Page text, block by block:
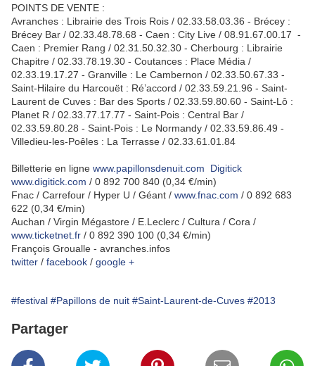
POINTS DE VENTE :
Avranches : Librairie des Trois Rois / 02.33.58.03.36 - Brécey :
Brécey Bar / 02.33.48.78.68 - Caen : City Live / 08.91.67.00.17 -
Caen : Premier Rang / 02.31.50.32.30 - Cherbourg : Librairie
Chapitre / 02.33.78.19.30 - Coutances : Place Média /
02.33.19.17.27 - Granville : Le Cambernon / 02.33.50.67.33 -
Saint-Hilaire du Harcouët : Ré’accord / 02.33.59.21.96 - Saint-
Laurent de Cuves : Bar des Sports / 02.33.59.80.60 - Saint-Lô :
Planet R / 02.33.77.17.77 - Saint-Pois : Central Bar /
02.33.59.80.28 - Saint-Pois : Le Normandy / 02.33.59.86.49 -
Villedieu-les-Poêles : La Terrasse / 02.33.61.01.84
Billetterie en ligne www.papillonsdenuit.com Digitick
www.digitick.com / 0 892 700 840 (0,34 €/min)
Fnac / Carrefour / Hyper U / Géant / www.fnac.com / 0 892 683
622 (0,34 €/min)
Auchan / Virgin Mégastore / E.Leclerc / Cultura / Cora /
www.ticketnet.fr / 0 892 390 100 (0,34 €/min)
François Groualle - avranches.infos
twitter / facebook / google +
#festival #Papillons de nuit #Saint-Laurent-de-Cuves #2013
Partager